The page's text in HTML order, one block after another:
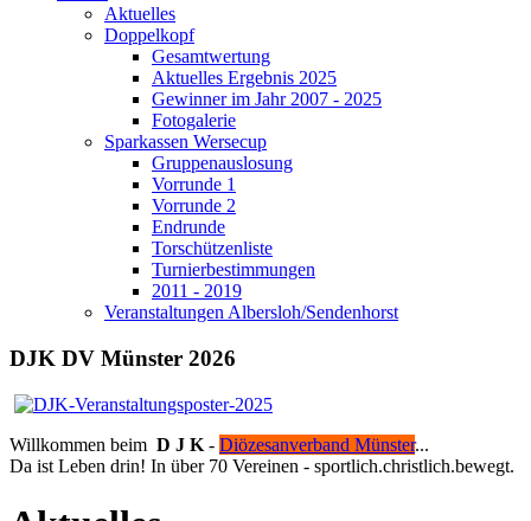
Aktuelles
Doppelkopf
Gesamtwertung
Aktuelles Ergebnis 2025
Gewinner im Jahr 2007 - 2025
Fotogalerie
Sparkassen Wersecup
Gruppenauslosung
Vorrunde 1
Vorrunde 2
Endrunde
Torschützenliste
Turnierbestimmungen
2011 - 2019
Veranstaltungen Albersloh/Sendenhorst
DJK DV Münster 2026
Willkommen beim D J K - Diözesanverband Münster...
Da ist Leben drin! In über 70 Vereinen - sportlich.christlich.bewegt.